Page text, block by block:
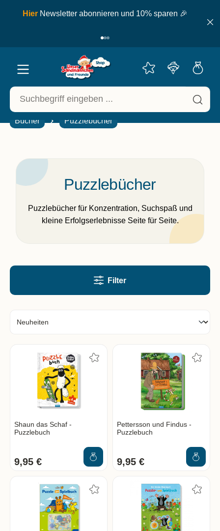
springen
Hier Newsletter abonnieren und 10% sparen 🎉
Bücher Puzzlebücher
Puzzlebücher
Puzzlebücher für Konzentration, Suchspaß und
kleine Erfolgserlebnisse Seite für Seite.
Filter
Shaun das Schaf -
Puzzlebuch
9,95 €
Pettersson und Findus -
Puzzlebuch
9,95 €